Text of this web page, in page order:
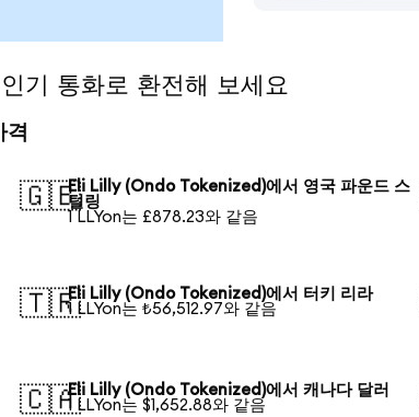
통화로 환전해 보세요
격
🇬🇧Eli Lilly (Ondo Tokenized)에서 영국 파운드 스
털링
1 LLYon는 £878.23와 같음
🇹🇷Eli Lilly (Ondo Tokenized)에서 터키 리라
1 LLYon는 ₺56,512.97와 같음
🇨🇦Eli Lilly (Ondo Tokenized)에서 캐나다 달러
1 LLYon는 $1,652.88와 같음